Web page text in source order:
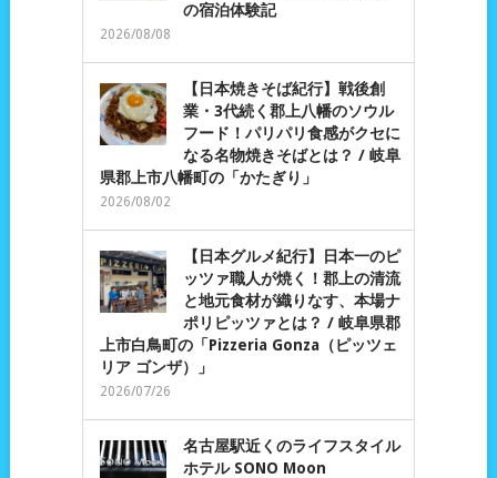
の宿泊体験記
2026/08/08
【日本焼きそば紀行】戦後創
業・3代続く郡上八幡のソウル
フード！パリパリ食感がクセに
なる名物焼きそばとは？ / 岐阜
県郡上市八幡町の「かたぎり」
2026/08/02
【日本グルメ紀行】日本一のピ
ッツァ職人が焼く！郡上の清流
と地元食材が織りなす、本場ナ
ポリピッツァとは？ / 岐阜県郡
上市白鳥町の「Pizzeria Gonza（ピッツェ
リア ゴンザ）」
2026/07/26
名古屋駅近くのライフスタイル
ホテル SONO Moon